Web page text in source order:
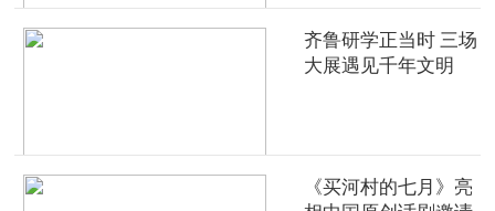
齐鲁研学正当时 三场
大展遇见千年文明
《买河村的七月》亮